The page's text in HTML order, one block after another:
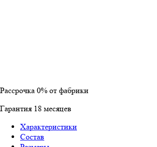
Рассрочка 0% от фабрики
Гарантия 18 месяцев
Характеристики
Состав